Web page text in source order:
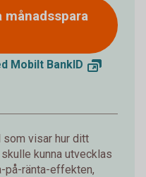
månadsspara
Mobilt BankID
som visar hur ditt
kunna utvecklas
på-ränta-effekten,